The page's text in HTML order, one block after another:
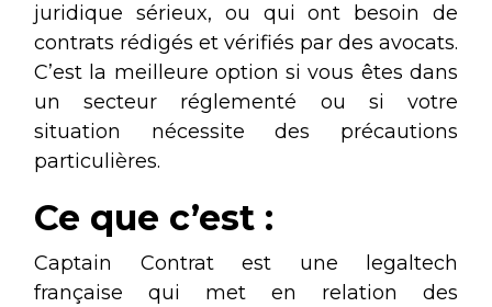
juridique sérieux, ou qui ont besoin de
contrats rédigés et vérifiés par des avocats.
C’est la meilleure option si vous êtes dans
un secteur réglementé ou si votre
situation nécessite des précautions
particulières.
Ce que c’est :
Captain Contrat est une legaltech
française qui met en relation des